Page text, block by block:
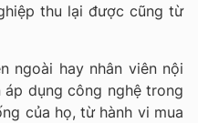
thu lại được cũng từ
ngoài hay nhân viên nội
dụng công nghệ trong
của họ, từ hành vi mua